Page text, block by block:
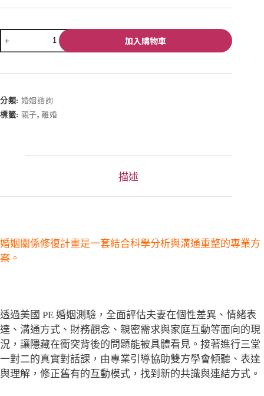
加入購物車
r
n
分類: 婚姻諮詢
標籤: 親子,離婚
描述
婚姻關係修復計畫是一套結合科學分析與溝通重整的專業方
案。
透過美國 PE 婚姻測驗，全面評估夫妻在個性差異、情緒表
達、溝通方式、財務觀念、親密需求與家庭互動等面向的現
況，讓隱藏在衝突背後的問題能被具體看見。接著進行三堂
一對二的真實對話課，由專業引導協助雙方學會傾聽、表達
與理解，修正舊有的互動模式，找到新的共識與連結方式。